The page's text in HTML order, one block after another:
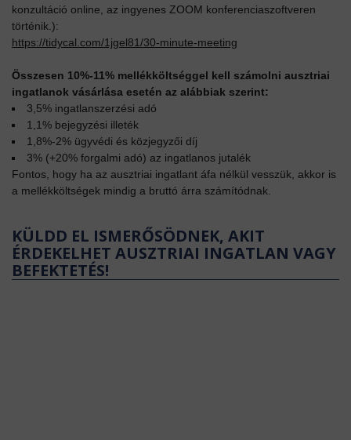
konzultáció online, az ingyenes ZOOM konferenciaszoftveren
történik.):
https://tidycal.com/1jgel81/30-minute-meeting
Összesen 10%-11% mellékköltséggel kell számolni ausztriai
ingatlanok vásárlása esetén az alábbiak szerint:
3,5% ingatlanszerzési adó
1,1% bejegyzési illeték
1,8%-2% ügyvédi és közjegyzői díj
3% (+20% forgalmi adó) az ingatlanos jutalék
Fontos, hogy ha az ausztriai ingatlant áfa nélkül vesszük, akkor is
a mellékköltségek mindig a bruttó árra számítódnak.
KÜLDD EL ISMERŐSÖDNEK, AKIT
ÉRDEKELHET AUSZTRIAI INGATLAN VAGY
BEFEKTETÉS!